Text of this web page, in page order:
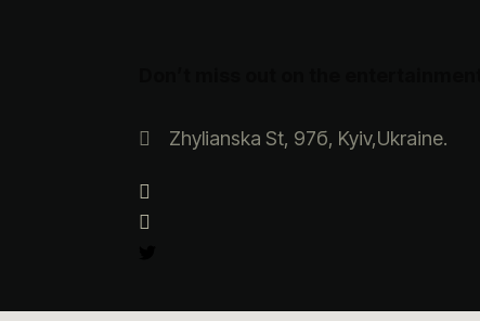
Zhylianska St, 97б, Kyiv,Ukraine.